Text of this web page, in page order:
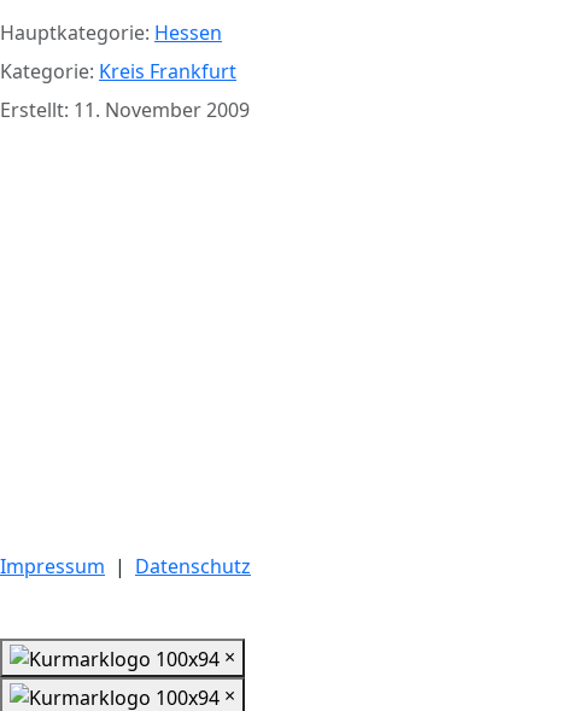
Hauptkategorie: Hessen
Kategorie: Kreis Frankfurt
Erstellt: 11. November 2009
Impressum | Datenschutz
×
×